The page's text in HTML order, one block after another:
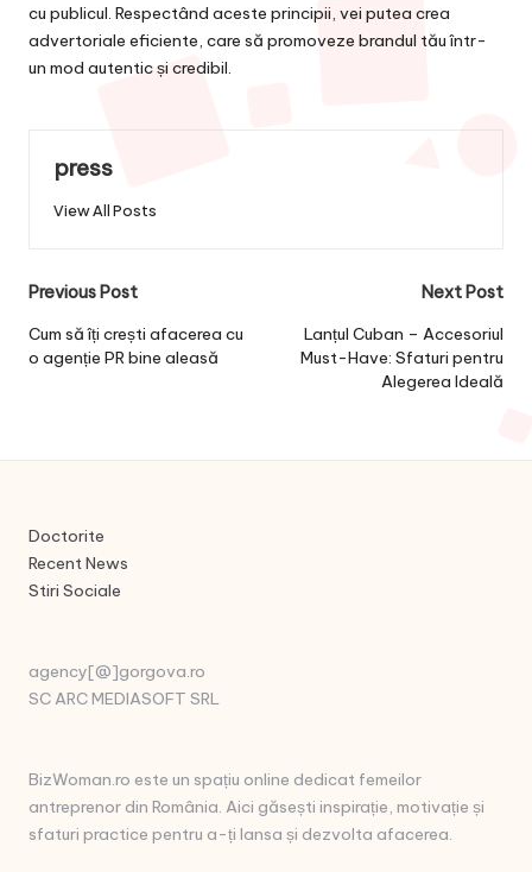
cu publicul. Respectând aceste principii, vei putea crea
advertoriale eficiente, care să promoveze brandul tău într-
un mod autentic și credibil.
press
View All Posts
Post
navigation
Previous Post
Cum să îți crești afacerea cu
o agenție PR bine aleasă
Next Post
Lanțul Cuban – Accesoriul
Must-Have: Sfaturi pentru
Alegerea Ideală
Doctorite
Recent News
Stiri Sociale
agency[@]gorgova.ro
SC ARC MEDIASOFT SRL
BizWoman.ro este un spațiu online dedicat femeilor
antreprenor din România. Aici găsești inspirație, motivație și
sfaturi practice pentru a-ți lansa și dezvolta afacerea.